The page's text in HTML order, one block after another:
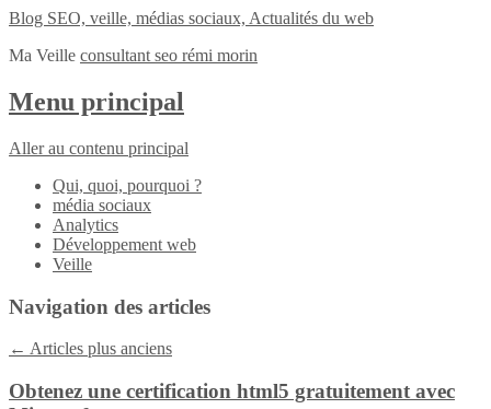
Blog SEO, veille, médias sociaux, Actualités du web
Ma Veille consultant seo rémi morin
Menu principal
Aller au contenu principal
Qui, quoi, pourquoi ?
média sociaux
Analytics
Développement web
Veille
Navigation des articles
← Articles plus anciens
Obtenez une certification html5 gratuitement avec